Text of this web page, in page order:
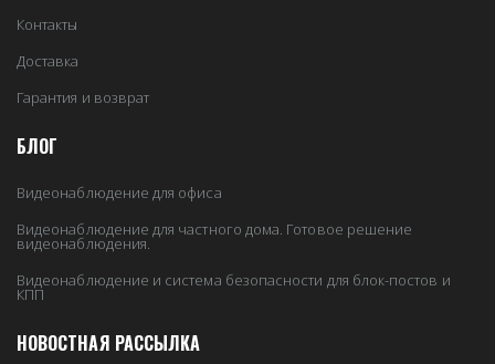
Контакты
Доставка
Гарантия и возврат
БЛОГ
Видеонаблюдение для офиса
Видеонаблюдение для частного дома. Готовое решение
видеонаблюдения.
Видеонаблюдение и система безопасности для блок-постов и
КПП
НОВОСТНАЯ РАССЫЛКА